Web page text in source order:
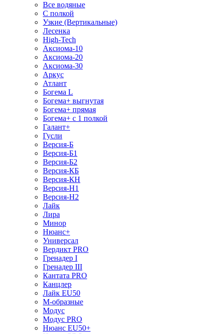
Все водяные
С полкой
Узкие (Вертикальные)
Лесенка
High-Tech
Аксиома-10
Аксиома-20
Аксиома-30
Аркус
Атлант
Богема L
Богема+ выгнутая
Богема+ прямая
Богема+ с 1 полкой
Галант+
Гусли
Версия-Б
Версия-Б1
Версия-Б2
Версия-КБ
Версия-КН
Версия-Н1
Версия-Н2
Лайк
Лира
Минор
Нюанс+
Универсал
Вердикт PRO
Гренадер I
Гренадер III
Кантата PRO
Канцлер
Лайк EU50
М-образные
Модус
Модус PRO
Нюанс EU50+